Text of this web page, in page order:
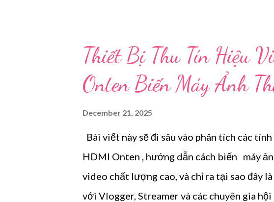
các cuộc họp Zoom, giảng dạy trực tuyến,
Biến Máy Ảnh Thành Webcam Chuyên
chuyên nghiệp thay thế webcam mang lại
lượng Hình ảnh Vượt trội: Cảm biến lớn
độ phân giải cao hơn (thường là 1080\p
(Dynamic Range) tốt h...
Thiết Bị Thu Tín Hiệu
Onten Biến Máy Ảnh
December 21, 2025
Bài viết này sẽ đi sâu vào phân tích các
HDMI Onten , hướng dẫn cách biến máy
video chất lượng cao, và chỉ ra tại sao đây
với Vlogger, Streamer và các chuyên gia